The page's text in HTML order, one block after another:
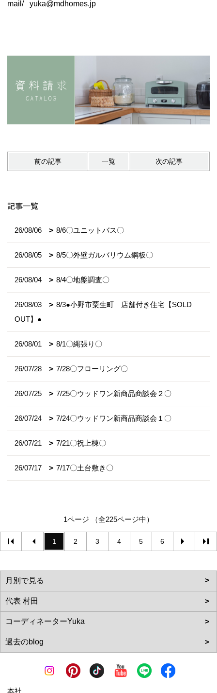
mail/ yuka@mdhomes.jp
前の記事 一覧 次の記事
記事一覧
26/08/06 8/6〇ユニットバス〇
26/08/05 8/5〇外壁ガルバリウム鋼板〇
26/08/04 8/4〇地盤調査〇
26/08/03
8/3●小野市粟生町 店舗付き住宅【SOLD
OUT】●
26/08/01 8/1〇縄張り〇
26/07/28 7/28〇フローリング〇
26/07/25 7/25〇ウッドワン新商品商談会２〇
26/07/24 7/24〇ウッドワン新商品商談会１〇
26/07/21 7/21〇祝上棟〇
26/07/17 7/17〇土台敷き〇
1ページ （全225ページ中）
1 2 3 4 5 6
本社